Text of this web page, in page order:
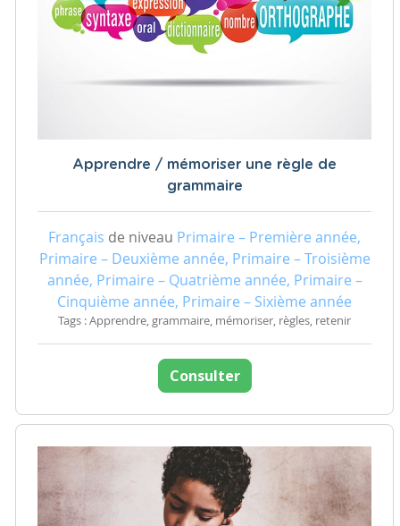
Apprendre / mémoriser une règle de
grammaire
Français de niveau Primaire – Première année,
Primaire – Deuxième année, Primaire – Troisième
année, Primaire – Quatrième année, Primaire –
Cinquième année, Primaire – Sixième année
Tags : Apprendre, grammaire, mémoriser, règles, retenir
Consulter